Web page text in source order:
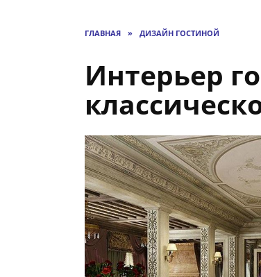
ГЛАВНАЯ » ДИЗАЙН ГОСТИНОЙ
Интерьер